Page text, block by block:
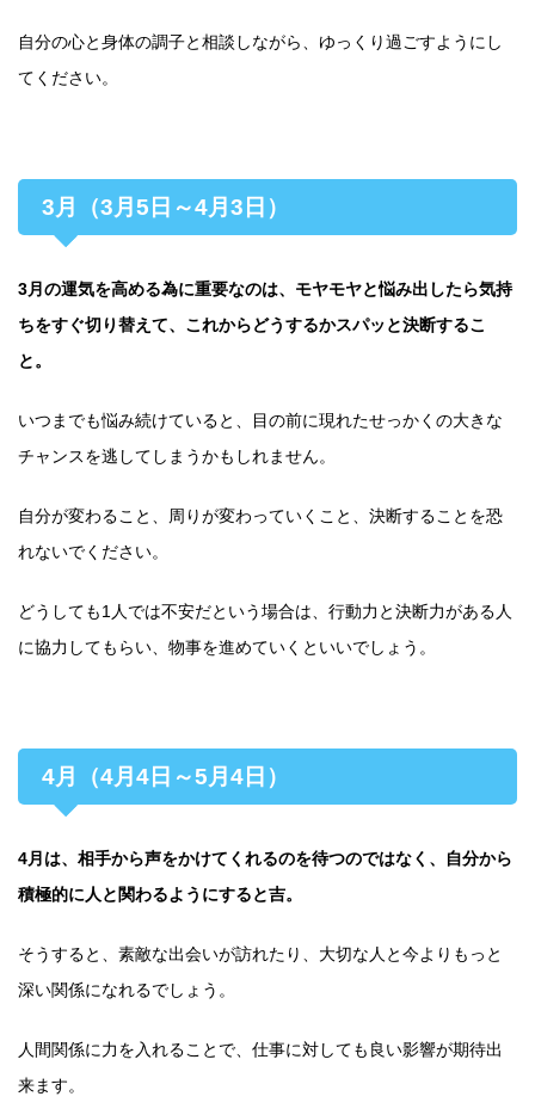
自分の心と身体の調子と相談しながら、ゆっくり過ごすようにし
てください。
3月（3月5日～4月3日）
3月の運気を高める為に重要なのは、モヤモヤと悩み出したら気持
ちをすぐ切り替えて、これからどうするかスパッと決断するこ
と。
いつまでも悩み続けていると、目の前に現れたせっかくの大きな
チャンスを逃してしまうかもしれません。
自分が変わること、周りが変わっていくこと、決断することを恐
れないでください。
どうしても1人では不安だという場合は、行動力と決断力がある人
に協力してもらい、物事を進めていくといいでしょう。
4月（4月4日～5月4日）
4月は、相手から声をかけてくれるのを待つのではなく、自分から
積極的に人と関わるようにすると吉。
そうすると、素敵な出会いが訪れたり、大切な人と今よりもっと
深い関係になれるでしょう。
人間関係に力を入れることで、仕事に対しても良い影響が期待出
来ます。